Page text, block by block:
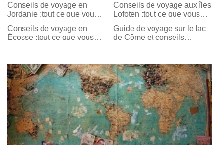
Conseils de voyage en
Jordanie :tout ce que vous
Conseils de voyage aux îles
Lofoten :tout ce que vous
Conseils de voyage en
Écosse :tout ce que vous
Guide de voyage sur le lac
de Côme et conseils